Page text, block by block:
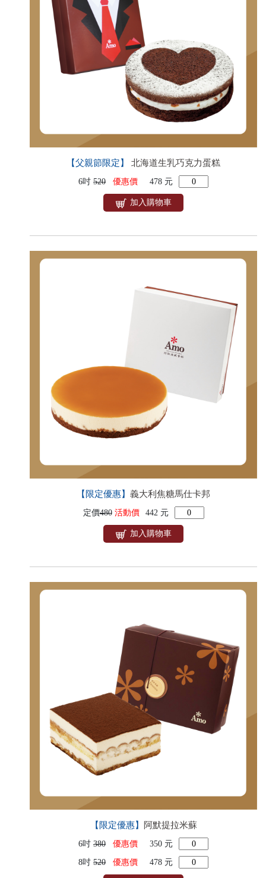
【父親節限定】 北海道生乳巧克力蛋糕
6吋 520 優惠價 478 元
加入購物車
【限定優惠】 義大利焦糖馬仕卡邦
定價480活動價 442 元
加入購物車
【限定優惠】 阿默提拉米蘇
6吋 380 優惠價 350 元
8吋 520 優惠價 478 元